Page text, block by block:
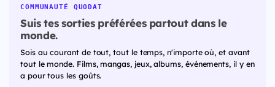
COMMUNAUTÉ QUODAT
Suis tes sorties préférées partout dans le
monde.
Sois au courant de tout, tout le temps, n'importe où, et avant
tout le monde. Films, mangas, jeux, albums, événements, il y en
a pour tous les goûts.